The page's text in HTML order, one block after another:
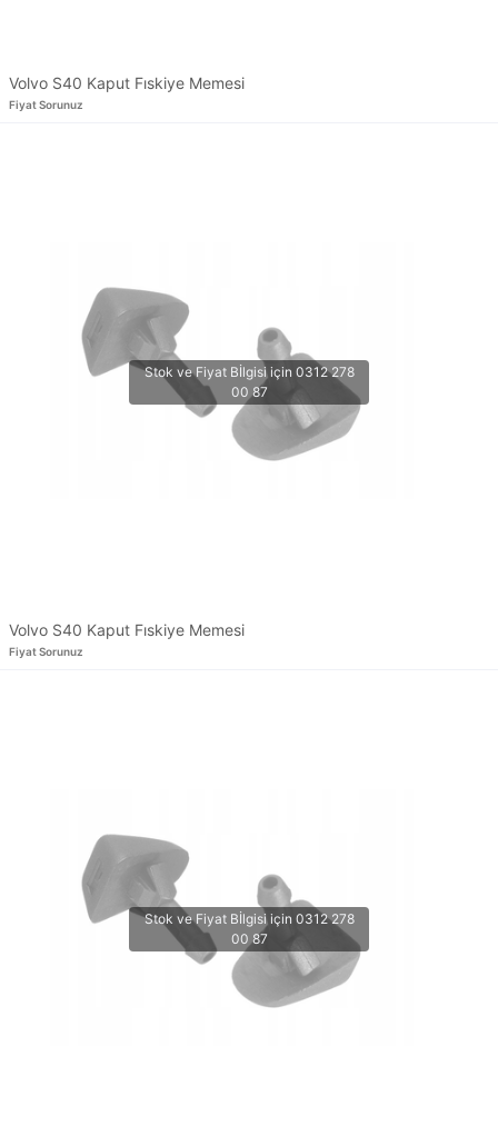
Volvo S40 Kaput Fıskiye Memesi
Fiyat Sorunuz
Volvo S40 Kaput Fıskiye Memesi
Fiyat Sorunuz